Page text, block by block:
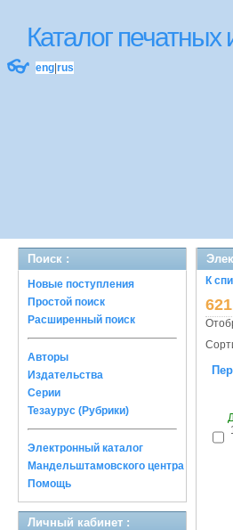
Каталог
👓 eng rus
Поиск :
Новые поступления
Простой поиск
Расширенный поиск
Авторы
Издательства
Серии
Тезаурус (Рубрики)
Электронный каталог
Мандельштамовского центра
Помощь
Личный кабинет :
К